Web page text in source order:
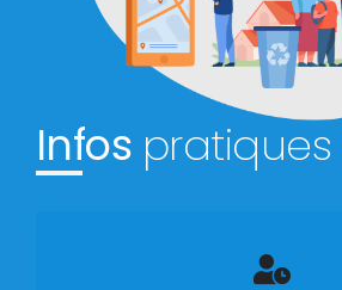
Infos pratiques